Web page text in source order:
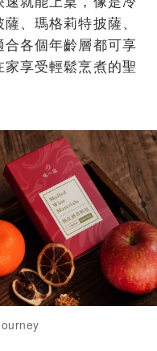
、瑪格莉特披薩、
各個年齡層都可享
享受輕鬆烹煮的聖